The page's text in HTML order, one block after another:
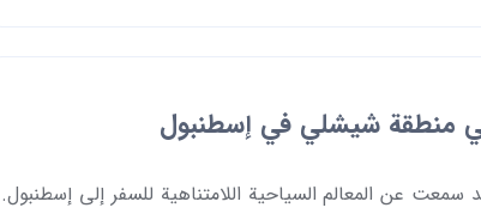
منطقة شيشلي في إسطنبول
سمعت عن المعالم السياحية اللامتناهية للسفر إلى إسطنبول.